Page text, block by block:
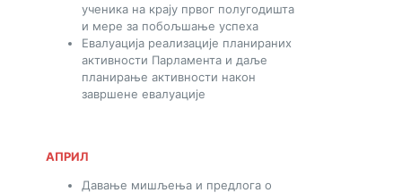
ученика на крају првог полугодишта
и мере за побољшање успеха
Евалуација реализације планираних
активности Парламента и даље
планирање активности након
завршене евалуације
АПРИЛ
Давање мишљења и предлога о